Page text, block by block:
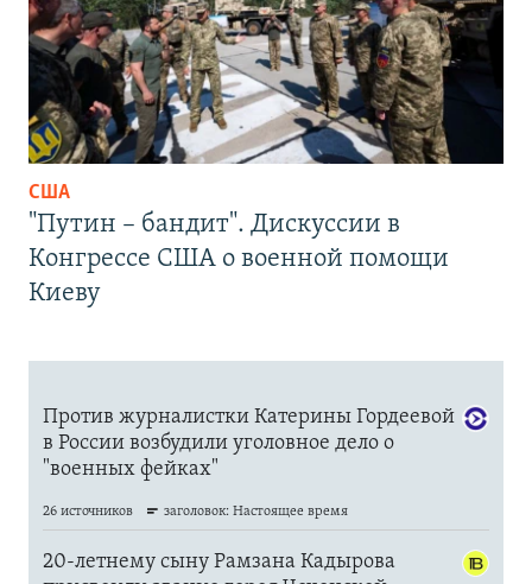
США
"Путин – бандит". Дискуссии в
Конгрессе США о военной помощи
Киеву